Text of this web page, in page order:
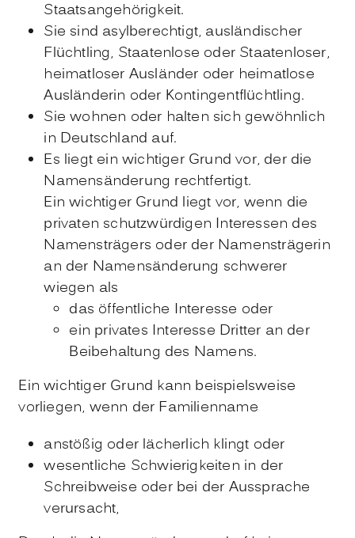
Staatsangehörigkeit.
Sie sind asylberechtigt, ausländischer
Flüchtling, Staatenlose oder Staatenloser,
heimatloser Ausländer oder heimatlose
Ausländerin oder Kontingentflüchtling.
Sie wohnen oder halten sich gewöhnlich
in Deutschland auf.
Es liegt ein wichtiger Grund vor, der die
Namensänderung rechtfertigt.
Ein wichtiger Grund liegt vor, wenn die
privaten schutzwürdigen Interessen des
Namensträgers oder der Namensträgerin
an der Namensänderung schwerer
wiegen als
das öffentliche Interesse oder
ein privates Interesse Dritter an der
Beibehaltung des Namens.
Ein wichtiger Grund kann beispielsweise
vorliegen, wenn der Familienname
anstößig oder lächerlich klingt oder
wesentliche Schwierigkeiten in der
Schreibweise oder bei der Aussprache
verursacht,